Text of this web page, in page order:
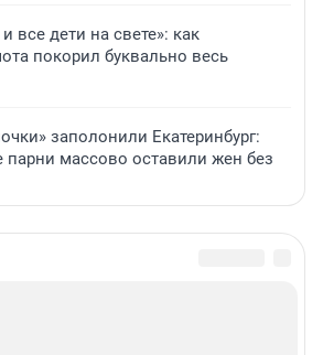
все дети на свете»: как
покорил буквально весь
заполонили Екатеринбург:
парни массово оставили жен без